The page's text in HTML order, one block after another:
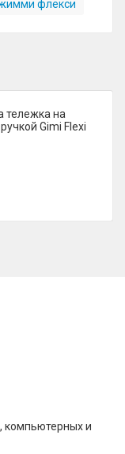
флекси
тележка на
Gimi Flexi
компьютерных и